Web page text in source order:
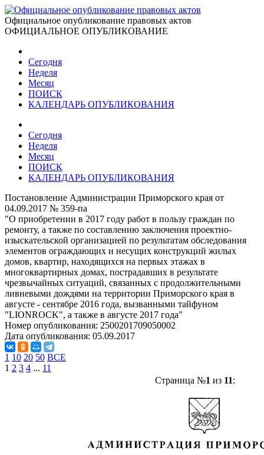
Официальное опубликование правовых актов
ОФИЦИАЛЬНОЕ ОПУБЛИКОВАНИЕ
Сегодня
Неделя
Месяц
ПОИСК
КАЛЕНДАРЬ ОПУБЛИКОВАНИЯ
Сегодня
Неделя
Месяц
ПОИСК
КАЛЕНДАРЬ ОПУБЛИКОВАНИЯ
Постановление Администрации Приморского края от
04.09.2017 № 359-па
"О приобретении в 2017 году работ в пользу граждан по
ремонту, а также по составлению заключения проектно-
изыскательской организацией по результатам обследования
элементов ограждающих и несущих конструкций жилых
домов, квартир, находящихся на первых этажах в
многоквартирных домах, пострадавших в результате
чрезвычайных ситуаций, связанных с продолжительными
ливневыми дождями на территории Приморского края в
августе - сентябре 2016 года, вызванными тайфуном
"LIONROCK", а также в августе 2017 года"
Номер опубликования: 2500201709050002
Дата опубликования: 05.09.2017
1 10 20 50 ВСЕ
1 2 3 4 ... 11
Страница №1 из 11: